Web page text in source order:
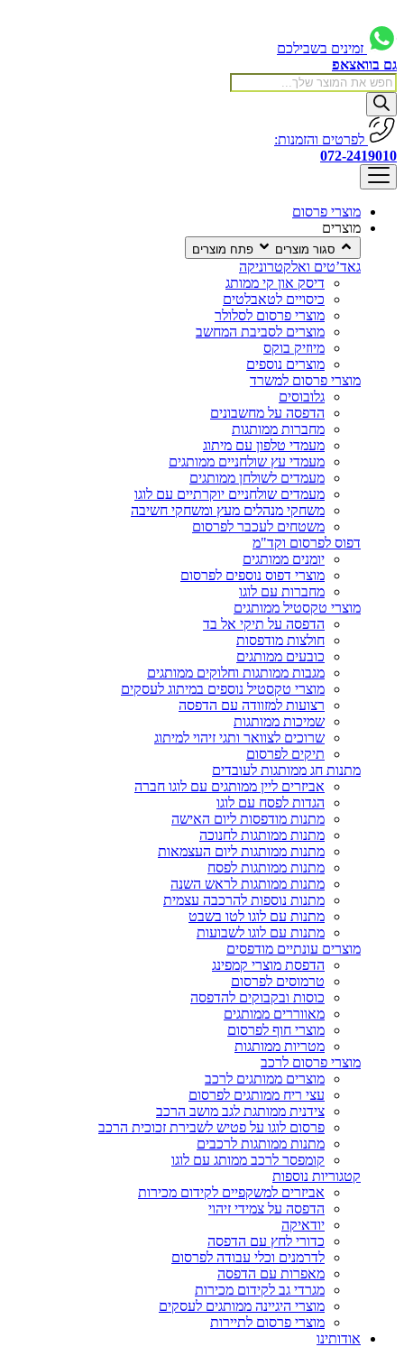
זמינים בשבילכם
בוואצאפ
לפרטים והזמנות:
072-
מוצרי פרסום
מוצרים
סגור מוצרים פתח מוצרים
גאד’טים ואלקטרוניקה
דיסק און קי ממותג
כיסויים לטאבלטים
מוצרי פרסום לסלולר
מוצרים לסביבת המחשב
מיוזיק בוקס
מוצרים נוספים
מוצרי פרסום למשרד
גלובוסים
הדפסה על מחשבונים
מחברות ממותגות
מעמדי טלפון עם מיתוג
מעמדי עץ שולחניים ממותגים
מעמדים לשולחן ממותגים
מעמדים שולחניים יוקרתיים עם לוגו
משחקי מנהלים מעץ ומשחקי חשיבה
משטחים לעכבר לפרסום
דפוס לפרסום וקד"מ
יומנים ממותגים
מוצרי דפוס נוספים לפרסום
מחברות עם לוגו
מוצרי טקסטיל ממותגים
הדפסה על תיקי אל בד
חולצות מודפסות
כובעים ממותגים
מגבות ממותגות וחלוקים ממותגים
מוצרי טקסטיל נוספים במיתוג לעסקים
רצועות למזוודה עם הדפסה
שמיכות ממותגות
שרוכים לצוואר ותגי זיהוי למיתוג
תיקים לפרסום
מתנות חג ממותגות לעובדים
אביזרים ליין ממותגים עם לוגו חברה
הגדות לפסח עם לוגו
מתנות מודפסות ליום האישה
מתנות ממותגות לחנוכה
מתנות ממותגות ליום העצמאות
מתנות ממותגות לפסח
מתנות ממותגות לראש השנה
מתנות נוספות להרכבה עצמית
מתנות עם לוגו לטו בשבט
מתנות עם לוגו לשבועות
מוצרים עונתיים מודפסים
הדפסת מוצרי קמפינג
טרמוסים לפרסום
כוסות ובקבוקים להדפסה
מאווררים ממותגים
מוצרי חוף לפרסום
מטריות ממותגות
מוצרי פרסום לרכב
מוצרים ממותגים לרכב
עצי ריח ממותגים לפרסום
צידנית ממותגת לגב מושב הרכב
פרסום לוגו על פטיש לשבירת זכוכית הרכב
מתנות ממותגות לרכבים
קומפסר לרכב ממותג עם לוגו
קטגוריות נוספות
אביזרים למשקפיים לקידום מכירות
הדפסה על צמידי זיהוי
יודאיקה
כדורי לחץ עם הדפסה
לדרמנים וכלי עבודה לפרסום
מאפרות עם הדפסה
מגרדי גב לקידום מכירות
מוצרי היגיינה ממותגים לעסקים
מוצרי פרסום לתיירות
אודותינו